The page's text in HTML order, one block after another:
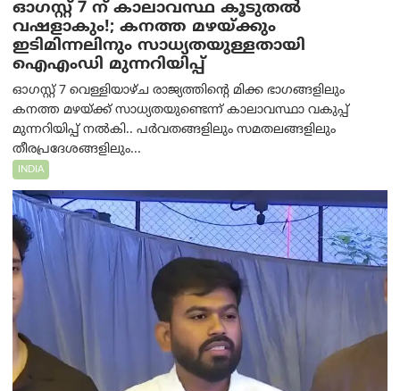
ഓഗസ്റ്റ് 7 ന് കാലാവസ്ഥ കൂടുതൽ
വഷളാകും!; കനത്ത മഴയ്ക്കും
ഇടിമിന്നലിനും സാധ്യതയുള്ളതായി
ഐഎംഡി മുന്നറിയിപ്പ്
ഓഗസ്റ്റ് 7 വെള്ളിയാഴ്ച രാജ്യത്തിന്റെ മിക്ക ഭാഗങ്ങളിലും
കനത്ത മഴയ്ക്ക് സാധ്യതയുണ്ടെന്ന് കാലാവസ്ഥാ വകുപ്പ്
മുന്നറിയിപ്പ് നൽകി.. പർവതങ്ങളിലും സമതലങ്ങളിലും
തീരപ്രദേശങ്ങളിലും...
INDIA